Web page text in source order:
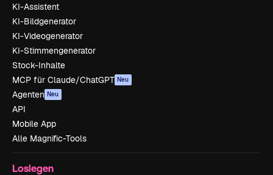
KI-Assistent
KI-Bildgenerator
KI-Videogenerator
KI-Stimmengenerator
Stock-Inhalte
MCP für Claude/ChatGPT Neu
Agenten Neu
API
Mobile App
Alle Magnific-Tools
Loslegen